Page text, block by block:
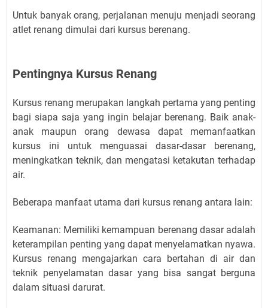
Untuk banyak orang, perjalanan menuju menjadi seorang
atlet renang dimulai dari kursus berenang.
Pentingnya Kursus Renang
Kursus renang merupakan langkah pertama yang penting
bagi siapa saja yang ingin belajar berenang. Baik anak-
anak maupun orang dewasa dapat memanfaatkan
kursus ini untuk menguasai dasar-dasar berenang,
meningkatkan teknik, dan mengatasi ketakutan terhadap
air.
Beberapa manfaat utama dari kursus renang antara lain:
Keamanan: Memiliki kemampuan berenang dasar adalah
keterampilan penting yang dapat menyelamatkan nyawa.
Kursus renang mengajarkan cara bertahan di air dan
teknik penyelamatan dasar yang bisa sangat berguna
dalam situasi darurat.